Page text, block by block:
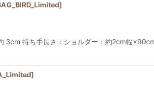
]
持ち手長さ：ショルダー：約2cm幅
]